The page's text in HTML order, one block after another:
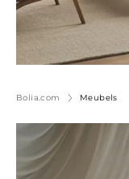
Bolia.com Meubels